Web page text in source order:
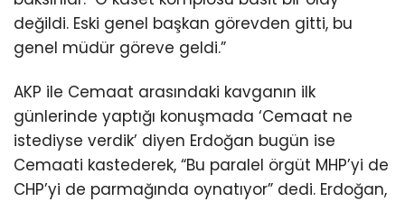
değildi. Eski genel başkan görevden gitti, bu
genel müdür göreve geldi.”
AKP ile Cemaat arasındaki kavganın ilk
günlerinde yaptığı konuşmada ‘Cemaat ne
istediyse verdik’ diyen Erdoğan bugün ise
Cemaati kastederek, “Bu paralel örgüt MHP’yi de
CHP’yi de parmağında oynatıyor” dedi. Erdoğan,